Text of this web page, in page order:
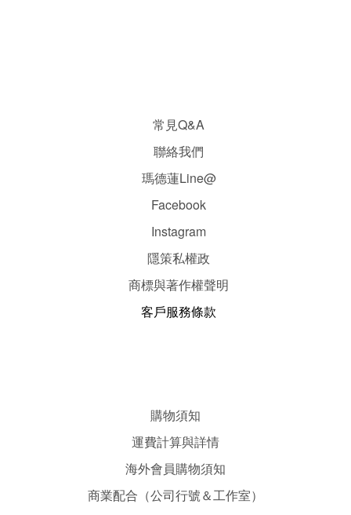
常見Q&A
聯絡我們
瑪德蓮Line@
Facebook
Instagram
隱策私權政
商標與著作權聲明
客戶服務條款
購物須知
運費計算與詳情
海外會員購物須知
商業配合（公司行號＆工作室）